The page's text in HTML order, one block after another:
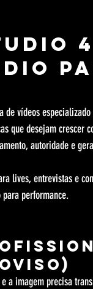
de vídeos
que desejam crescer
autoridade e
lives, entrevistas e
para performance.
a imagem precisa